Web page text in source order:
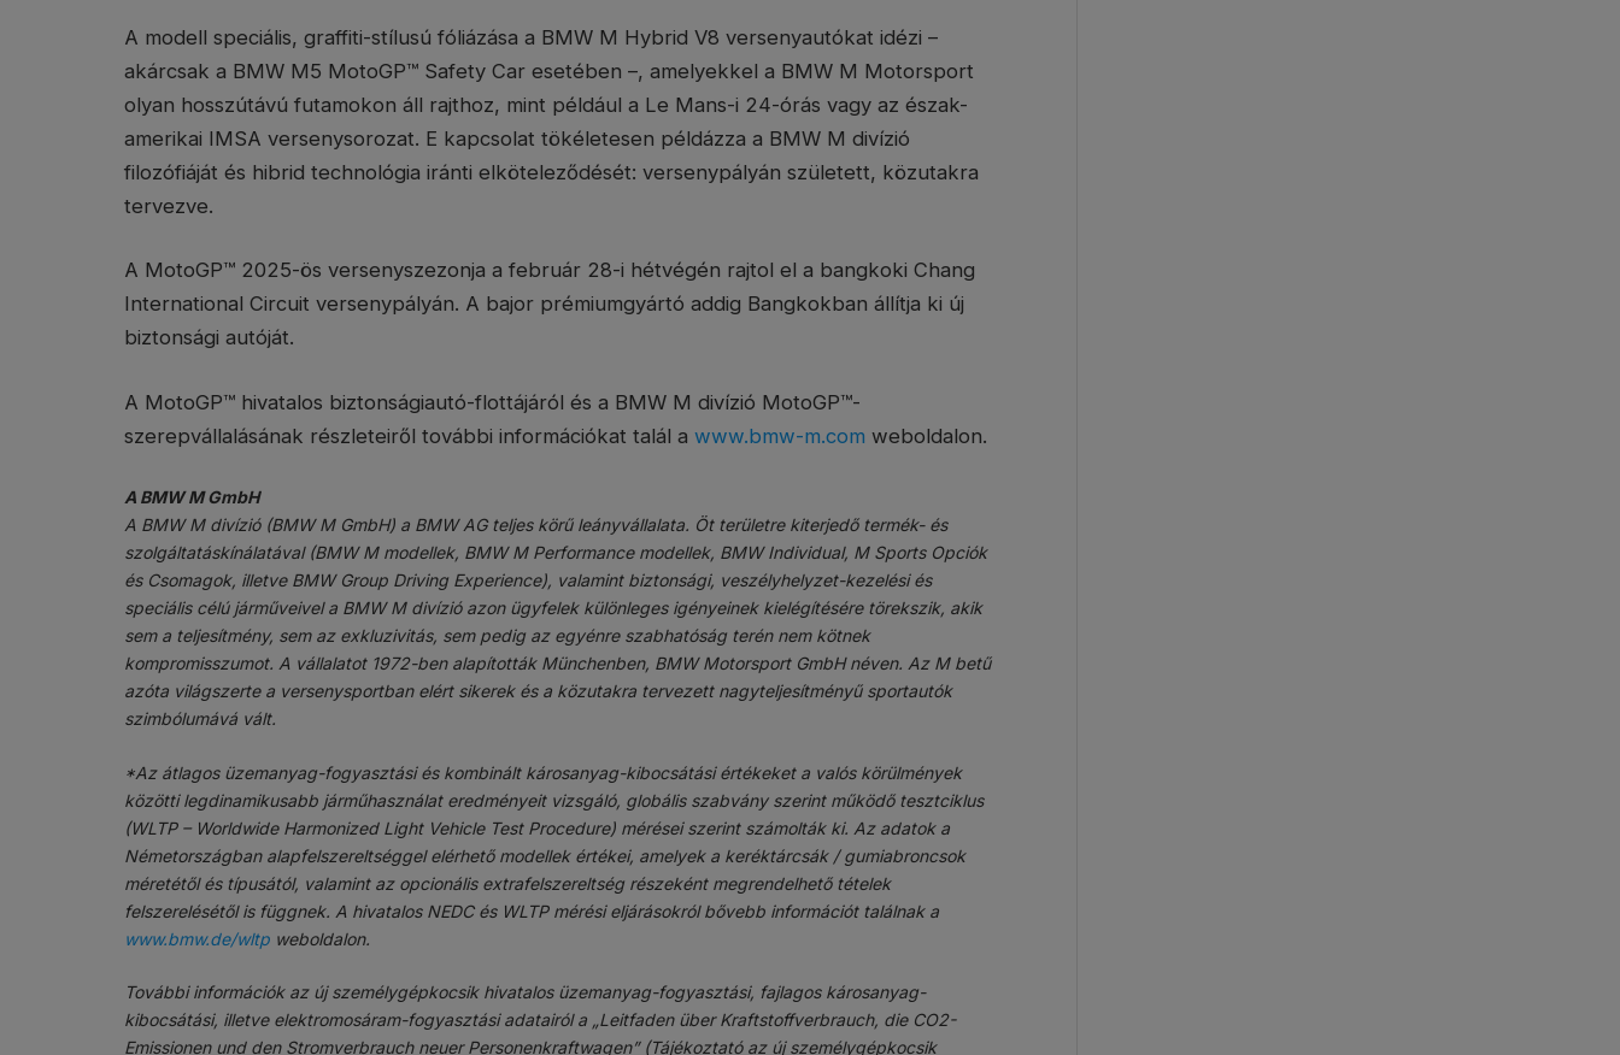
A modell speciális, graffiti-stílusú fóliázása a BMW M Hybrid V8 versenyautókat idézi –
akárcsak a BMW M5 MotoGP™ Safety Car esetében –, amelyekkel a BMW M Motorsport
olyan hosszútávú futamokon áll rajthoz, mint például a Le Mans-i 24-órás vagy az észak-
amerikai IMSA versenysorozat. E kapcsolat tökéletesen példázza a BMW M divízió
filozófiáját és hibrid technológia iránti elköteleződését: versenypályán született, közutakra
tervezve.
A MotoGP™ 2025-ös versenyszezonja a február 28-i hétvégén rajtol el a bangkoki Chang
International Circuit versenypályán. A bajor prémiumgyártó addig Bangkokban állítja ki új
biztonsági autóját.
A MotoGP™ hivatalos biztonságiautó-flottájáról és a BMW M divízió MotoGP™-
szerepvállalásának részleteiről további információkat talál a www.bmw-m.com weboldalon.
A BMW M GmbH
A BMW M divízió (BMW M GmbH) a BMW AG teljes körű leányvállalata. Öt területre kiterjedő termék- és
szolgáltatáskínálatával (BMW M modellek, BMW M Performance modellek, BMW Individual, M Sports Opciók
és Csomagok, illetve BMW Group Driving Experience), valamint biztonsági, veszélyhelyzet-kezelési és
speciális célú járműveivel a BMW M divízió azon ügyfelek különleges igényeinek kielégítésére törekszik, akik
sem a teljesítmény, sem az exkluzivitás, sem pedig az egyénre szabhatóság terén nem kötnek
kompromisszumot. A vállalatot 1972-ben alapították Münchenben, BMW Motorsport GmbH néven. Az M betű
azóta világszerte a versenysportban elért sikerek és a közutakra tervezett nagyteljesítményű sportautók
szimbólumává vált.
*Az átlagos üzemanyag-fogyasztási és kombinált károsanyag-kibocsátási értékeket a valós körülmények
közötti legdinamikusabb járműhasználat eredményeit vizsgáló, globális szabvány szerint működő tesztciklus
(WLTP – Worldwide Harmonized Light Vehicle Test Procedure) mérései szerint számolták ki. Az adatok a
Németországban alapfelszereltséggel elérhető modellek értékei, amelyek a keréktárcsák / gumiabroncsok
méretétől és típusától, valamint az opcionális extrafelszereltség részeként megrendelhető tételek
felszerelésétől is függnek. A hivatalos NEDC és WLTP mérési eljárásokról bővebb információt találnak a
www.bmw.de/wltp weboldalon.
További információk az új személygépkocsik hivatalos üzemanyag-fogyasztási, fajlagos károsanyag-
kibocsátási, illetve elektromosáram-fogyasztási adatairól a „Leitfaden über Kraftstoffverbrauch, die CO2-
Emissionen und den Stromverbrauch neuer Personenkraftwagen” (Tájékoztató az új személygépkocsik